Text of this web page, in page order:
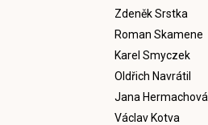
Zdeněk Srstka
Roman Skamene
Karel Smyczek
Oldřich Navrátil
Jana Hermachová
Václav Kotva